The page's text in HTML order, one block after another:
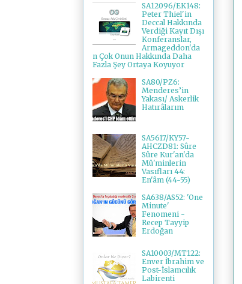
SA12096/EK148:
Peter Thiel'in
Deccal Hakkında
Verdiği Kayıt Dışı
Konferanslar,
Armageddon'da
n Çok Onun Hakkında Daha
Fazla Şey Ortaya Koyuyor
SA80/PZ6:
Menderes’in
Yakası/ Askerlik
Hatırâlarım
SA5617/KY57-
AHCZD81: Sûre
Sûre Kur'an'da
Mü'minlerin
Vasıfları 44:
En'âm (44-55)
SA638/AS52: 'One
Minute'
Fenomeni -
Recep Tayyip
Erdoğan
SA10003/MT122:
Enver İbrahim ve
Post-İslamcılık
Labirenti